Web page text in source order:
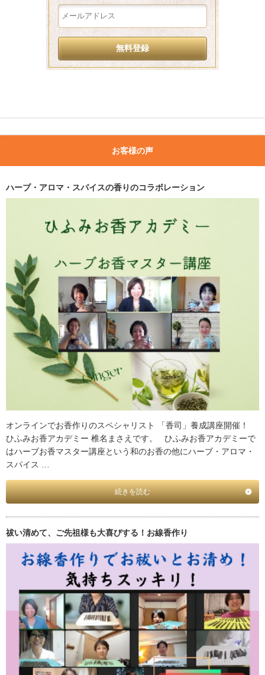
お客様の声
ハーブ・アロマ・スパイスの香りのコラボレーション
オンラインでお香作りのスペシャリスト 「香司」養成講座開催！
ひふみお香アカデミー 椎名まさえです。 ひふみお香アカデミーで
はハーブお香マスター講座という和のお香の他にハーブ・アロマ・
スパイス …
続きを読む
祓い清めて、ご先祖様も大喜びする！お線香作り